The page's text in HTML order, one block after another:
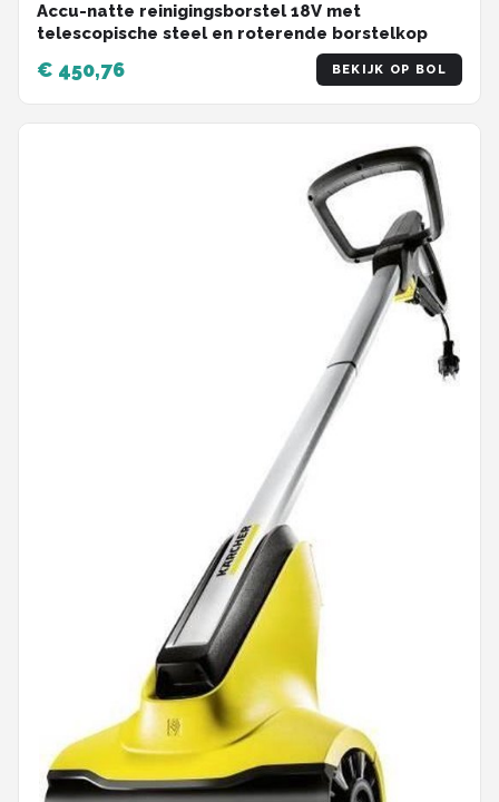
Accu-natte reinigingsborstel 18V met
telescopische steel en roterende borstelkop
€ 450,76 BEKIJK OP BOL